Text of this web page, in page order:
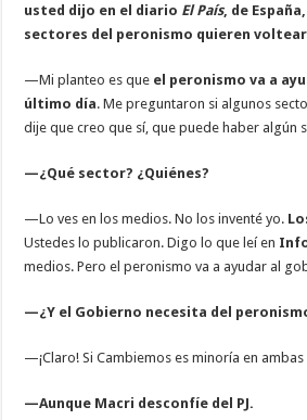
usted dijo en el diario El País, de
sectores del peronismo quieren
—Mi planteo es que el peronismo va a
último día. Me preguntaron si algunos
dije que creo que sí, que puede haber algún
—¿Qué sector? ¿Quiénes?
—Lo ves en los medios. No los inventé yo.
Ustedes lo publicaron. Digo lo que leí en
medios. Pero el peronismo va a ayudar al
—¿Y el Gobierno necesita del
—¡Claro! Si Cambiemos es minoría en
—Aunque Macri desconfíe del PJ.